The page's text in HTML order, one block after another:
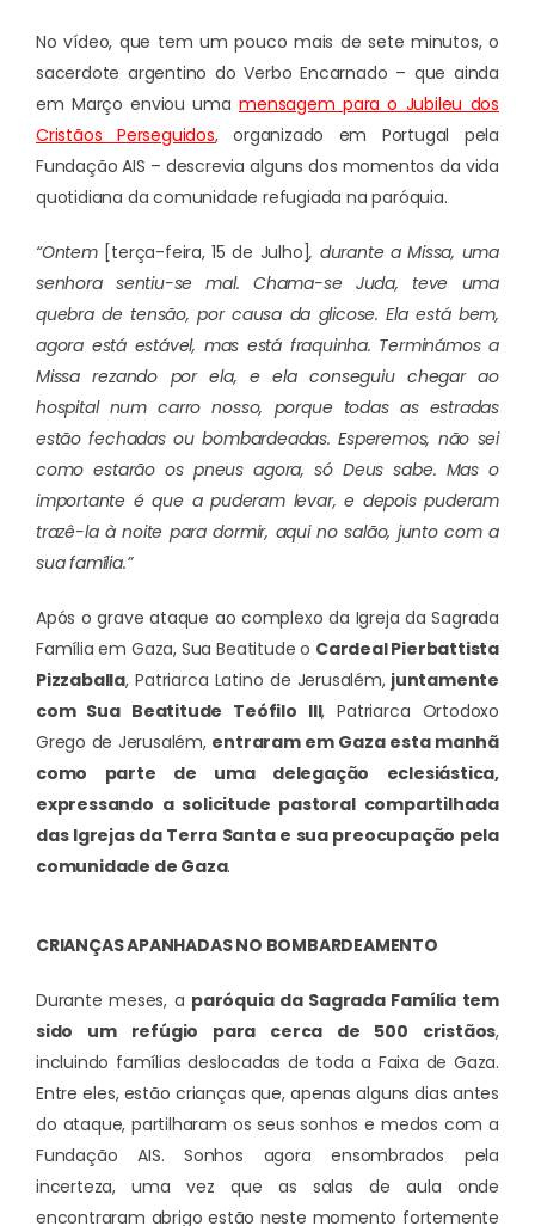
No vídeo, que tem um pouco mais de sete minutos, o
sacerdote argentino do Verbo Encarnado – que ainda
em Março enviou umamensagem para o Jubileu dos
Cristãos Perseguidos, organizado em Portugal pela
Fundação AIS – descrevia alguns dos momentos da vida
quotidiana da comunidade refugiada na paróquia.
“Ontem [terça-feira, 15 de Julho], durante a Missa, uma
senhora sentiu-se mal. Chama-se Juda, teve uma
quebra de tensão, por causa da glicose. Ela está bem,
agora está estável, mas está fraquinha. Terminámos a
Missa rezando por ela, e ela conseguiu chegar ao
hospital num carro nosso, porque todas as estradas
estão fechadas ou bombardeadas. Esperemos, não sei
como estarão os pneus agora, só Deus sabe. Mas o
importante é que a puderam levar, e depois puderam
trazê-la à noite para dormir, aqui no salão, junto com a
sua família.”
Após o grave ataque ao complexo da Igreja da Sagrada
Família em Gaza, Sua Beatitude o Cardeal Pierbattista
Pizzaballa, Patriarca Latino de Jerusalém,juntamente
com Sua Beatitude Teófilo III, Patriarca Ortodoxo
Grego de Jerusalém, entraram em Gaza esta manhã
como parte de uma delegação eclesiástica,
expressando a solicitude pastoral compartilhada
das Igrejas da Terra Santa e sua preocupação pela
comunidade de Gaza.
CRIANÇAS APANHADAS NO BOMBARDEAMENTO
Durante meses, a paróquia da Sagrada Família tem
sido um refúgio para cerca de 500 cristãos,
incluindo famílias deslocadas de toda a Faixa de Gaza.
Entre eles, estão crianças que, apenas alguns dias antes
do ataque, partilharam os seus sonhos e medos com a
Fundação AIS. Sonhos agora ensombrados pela
incerteza, uma vez que as salas de aula onde
encontraram abrigo estão neste momento fortemente